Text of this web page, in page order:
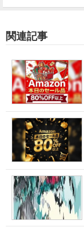
関連記事